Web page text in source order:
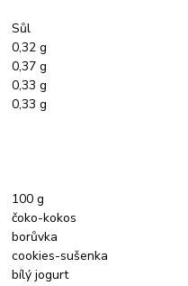
Sůl
0,32 g
0,37 g
0,33 g
0,33 g
100 g
čoko-kokos
borůvka
cookies-sušenka
bílý jogurt